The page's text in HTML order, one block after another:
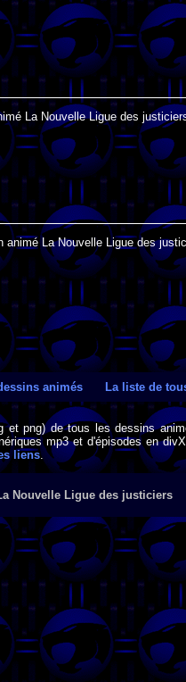
La Nouvelle Ligue des
La Nouvelle Ligue des
animés La liste de
png) de tous les dessins
mp3 et d'épisodes en
liens.
Nouvelle Ligue des justiciers